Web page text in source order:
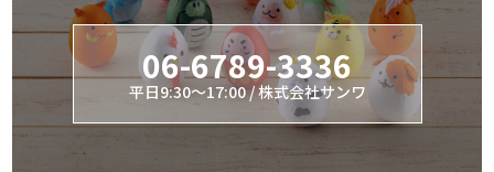
06-6789-3336
平日9:30～17:00 / 株式会社サンワ